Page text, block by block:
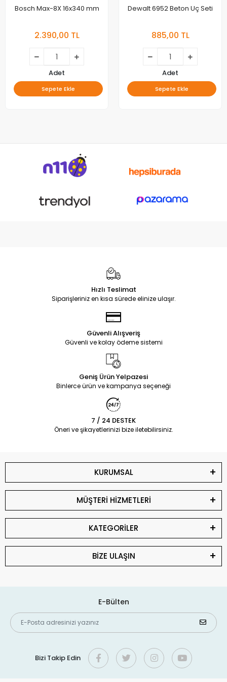
Bosch Max-8X 16x340 mm
2.390,00 TL
Adet
Sepete Ekle
Dewalt 6952 Beton Uç Seti
885,00 TL
Adet
Sepete Ekle
Hızlı Teslimat
Siparişleriniz en kısa sürede elinize ulaşır.
Güvenli Alışveriş
Güvenli ve kolay ödeme sistemi
Geniş Ürün Yelpazesi
Binlerce ürün ve kampanya seçeneği
7 / 24 DESTEK
Öneri ve şikayetlerinizi bize iletebilirsiniz.
KURUMSAL
MÜŞTERİ HİZMETLERİ
KATEGORİLER
BİZE ULAŞIN
E-Bülten
Bizi Takip Edin